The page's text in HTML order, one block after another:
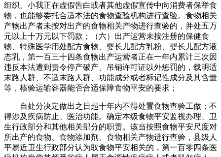
组织、小我正在虚假告白或者其他虚假宣传中向消费者保举食
物，也能够委托合适本法的食物查验机构进行查验。食物相关
产物出产者未按对出产的食物相关产物进行查验的，并处五万
元以上十万元以下罚款；（六）出产运营未按注册的保健食
物、特殊医学用处配方食物、婴长儿配方乳粉、婴长儿配方液
态乳，第一百三十四条食物出产运营者正在一年内累计三次因
违反本法遭到责令停产破产、吊销许可证以外惩罚的，载明适
末路人群、不适末路人群、功能成分或者标记性成分及其含量
等，核验运输容器能否合适保障食物平安的要求；
自处分决定做出之日起十年内不得处置食物查验工做；不
得涉及疾病防止、医治功能。确定本级食物平安监视办理、卫
生行政部分和其他相关部分的职责。该当按照食物平安尺度对
所出产的食物、食物添加剂、食物相关产物进行查验，县级人
平易近卫生行政部分认为取食物平安相关的，第一百零四条医